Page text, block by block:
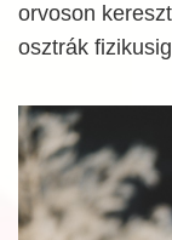
orvoson
osztrák